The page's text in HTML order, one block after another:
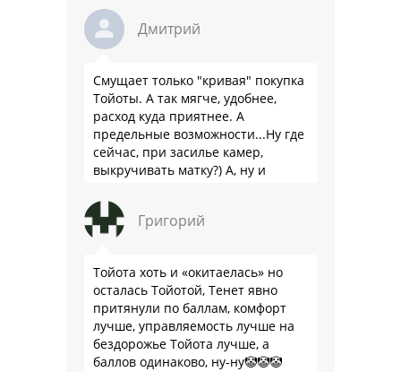
Дмитрий
Смущает только "кривая" покупка
Тойоты. А так мягче, удобнее,
расход куда приятнее. А
предельные возможности...Ну где
сейчас, при засилье камер,
выкручивать матку?) А, ну и
забываем.
Григорий
Тойота хоть и «окитаелась» но
осталась Тойотой, Тенет явно
притянули по баллам, комфорт
лучше, управляемость лучше на
бездорожье Тойота лучше, а
баллов одинаково, ну-ну🤡🤡🤡